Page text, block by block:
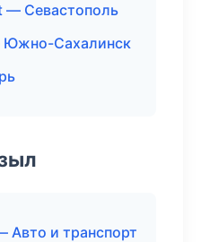
— Севастополь
Южно-Сахалинск
и транспорт